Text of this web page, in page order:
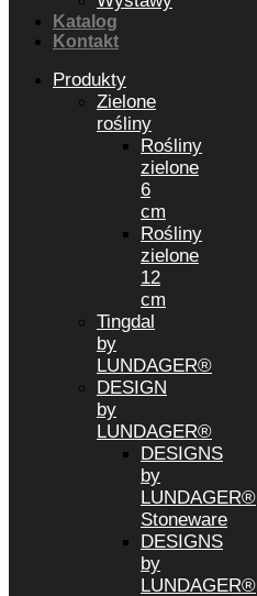
Katalog
Kontakt
Produkty
Zielone
rośliny
Rośliny
zielone
6
cm
Rośliny
zielone
12
cm
Tingdal
by
LUNDAGER®
DESIGN
by
LUNDAGER®
DESIGNS
by
LUNDAGER®
Stoneware
DESIGNS
by
LUNDAGER®